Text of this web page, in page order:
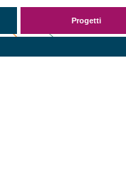
Progetti